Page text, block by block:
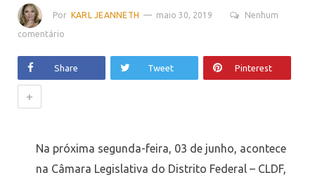
Por KARL JEANNETH maio 30, 2019 Nenhum
comentário
Share Tweet Pinterest
+
Na próxima segunda-feira, 03 de junho, acontece
na Câmara Legislativa do Distrito Federal – CLDF,